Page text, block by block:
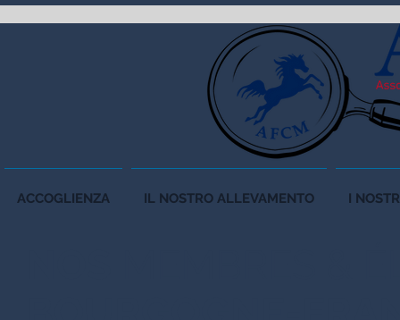
ACCOGLIENZA IL NOSTRO ALLEVAMENTO I